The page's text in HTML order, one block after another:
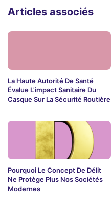
Articles associés
La Haute Autorité De Santé
Évalue L'impact Sanitaire Du
Casque Sur La Sécurité Routière
Pourquoi Le Concept De Délit
Ne Protège Plus Nos Sociétés
Modernes